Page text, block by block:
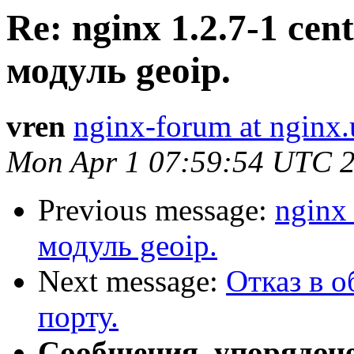
Re: nginx 1.2.7-1
модуль geoip.
vren nginx-forum at
Mon Apr 1 07:59:54 UTC
Previous message: nginx
модуль geoip.
Next message: Отказ в
порту.